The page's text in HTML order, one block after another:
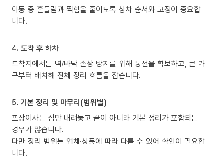
이동 중 흔들림과 찍힘을 줄이도록 상차 순서와 고정이 중요합
니다.
4. 도착 후 하차
도착지에서는 벽/바닥 손상 방지를 위해 동선을 확보하고, 큰 가
구부터 배치해 전체 정리 흐름을 잡습니다.
5. 기본 정리 및 마무리(범위별)
포장이사는 짐만 내려놓고 끝이 아니라 기본 정리가 포함되는
경우가 많습니다.
다만 정리 범위는 업체·상품에 따라 다를 수 있어 확인이 필요합
니다.